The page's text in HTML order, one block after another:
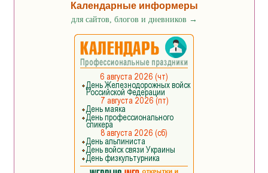
Календарные информеры
для сайтов, блогов и дневников →